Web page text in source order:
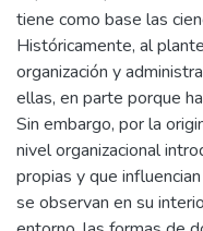
tiene como base las
Históricamente, al
organización y
ellas, en parte porque
Sin embargo, por la
nivel organizacional
propias y que
se observan en su